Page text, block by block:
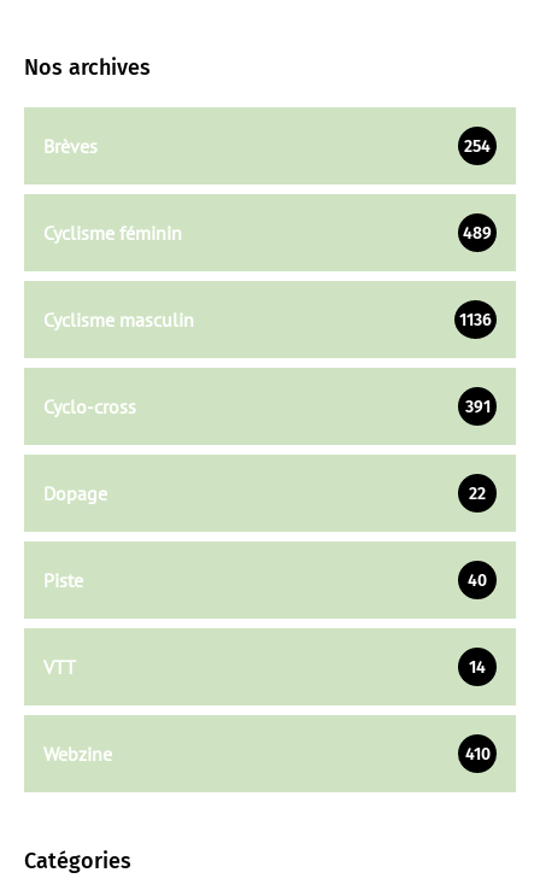
Nos archives
Brèves 254
Cyclisme féminin 489
Cyclisme masculin 1136
Cyclo-cross 391
Dopage 22
Piste 40
VTT 14
Webzine 410
Catégories